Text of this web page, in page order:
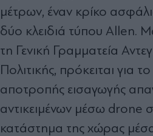
μέτρων, έναν κρίκο
δύο κλειδιά τύπου Allen.
τη Γενική Γραμματεία
Πολιτικής, πρόκειται για
αποτροπής εισαγωγής
αντικειμένων μέσω drone
κατάστημα της χώρας